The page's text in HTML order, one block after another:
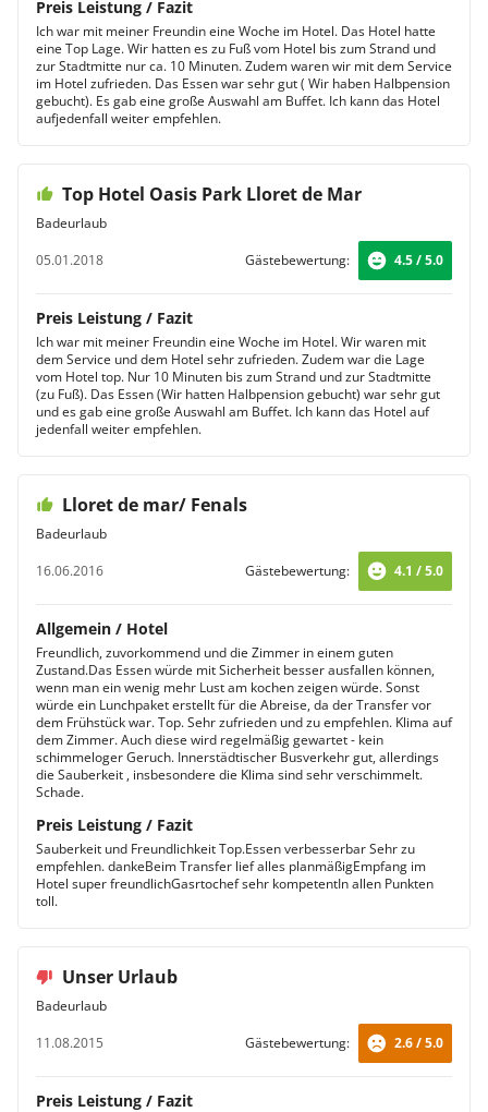
Preis Leistung / Fazit
Ich war mit meiner Freundin eine Woche im Hotel. Das Hotel hatte
eine Top Lage. Wir hatten es zu Fuß vom Hotel bis zum Strand und
zur Stadtmitte nur ca. 10 Minuten. Zudem waren wir mit dem Service
im Hotel zufrieden. Das Essen war sehr gut ( Wir haben Halbpension
gebucht). Es gab eine große Auswahl am Buffet. Ich kann das Hotel
aufjedenfall weiter empfehlen.
Top Hotel Oasis Park Lloret de Mar
Badeurlaub
05.01.2018
Gästebewertung: 4.5 / 5.0
Preis Leistung / Fazit
Ich war mit meiner Freundin eine Woche im Hotel. Wir waren mit
dem Service und dem Hotel sehr zufrieden. Zudem war die Lage
vom Hotel top. Nur 10 Minuten bis zum Strand und zur Stadtmitte
(zu Fuß). Das Essen (Wir hatten Halbpension gebucht) war sehr gut
und es gab eine große Auswahl am Buffet. Ich kann das Hotel auf
jedenfall weiter empfehlen.
Lloret de mar/ Fenals
Badeurlaub
16.06.2016
Gästebewertung: 4.1 / 5.0
Allgemein / Hotel
Freundlich, zuvorkommend und die Zimmer in einem guten
Zustand.Das Essen würde mit Sicherheit besser ausfallen können,
wenn man ein wenig mehr Lust am kochen zeigen würde. Sonst
würde ein Lunchpaket erstellt für die Abreise, da der Transfer vor
dem Frühstück war. Top. Sehr zufrieden und zu empfehlen. Klima auf
dem Zimmer. Auch diese wird regelmäßig gewartet - kein
schimmeloger Geruch. Innerstädtischer Busverkehr gut, allerdings
die Sauberkeit , insbesondere die Klima sind sehr verschimmelt.
Schade.
Preis Leistung / Fazit
Sauberkeit und Freundlichkeit Top.Essen verbesserbar Sehr zu
empfehlen. dankeBeim Transfer lief alles planmäßigEmpfang im
Hotel super freundlichGasrtochef sehr kompetentIn allen Punkten
toll.
Unser Urlaub
Badeurlaub
11.08.2015
Gästebewertung: 2.6 / 5.0
Preis Leistung / Fazit